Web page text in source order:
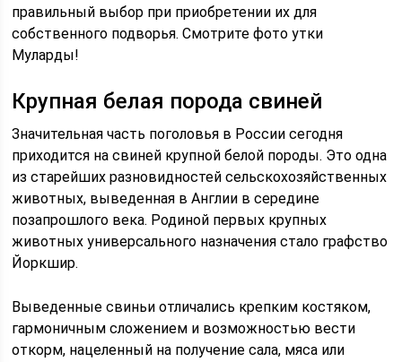
правильный выбор при приобретении их для
собственного подворья. Смотрите фото утки
Муларды!
Крупная белая порода свиней
Значительная часть поголовья в России сегодня
приходится на свиней крупной белой породы. Это одна
из старейших разновидностей сельскохозяйственных
животных, выведенная в Англии в середине
позапрошлого века. Родиной первых крупных
животных универсального назначения стало графство
Йоркшир.
Выведенные свиньи отличались крепким костяком,
гармоничным сложением и возможностью вести
откорм, нацеленный на получение сала, мяса или